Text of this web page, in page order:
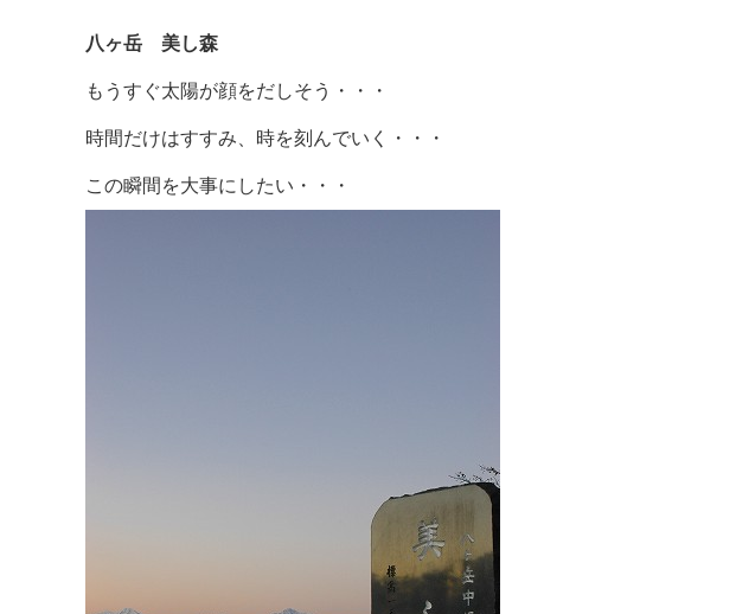
八ヶ岳 美し森
もうすぐ太陽が顔をだしそう・・・
時間だけはすすみ、時を刻んでいく・・・
この瞬間を大事にしたい・・・